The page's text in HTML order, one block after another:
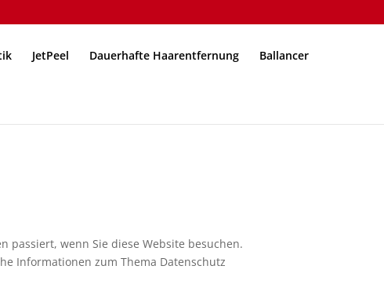
JetPeel Dauerhafte Haarentfernung Ballancer
passiert, wenn Sie diese Website besuchen.
Informationen zum Thema Datenschutz